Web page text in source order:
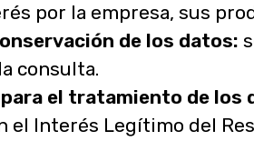
por la empresa, sus
de los datos:
consulta.
el tratamiento de los
el Interés Legítimo del